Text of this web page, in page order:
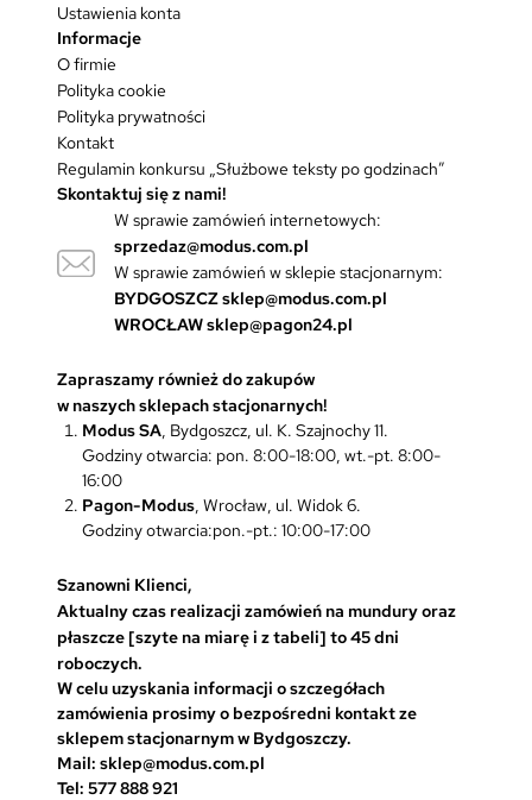
Ustawienia konta
Informacje
O firmie
Polityka cookie
Polityka prywatności
Kontakt
Regulamin konkursu „Służbowe teksty po godzinach”
Skontaktuj się z nami!
W sprawie zamówień internetowych:
sprzedaz@modus.com.pl
W sprawie zamówień w sklepie stacjonarnym:
BYDGOSZCZsklep@modus.com.pl
WROCŁAWsklep@pagon24.pl
Zapraszamy również do zakupów
w naszych sklepach stacjonarnych!
Modus SA , Bydgoszcz, ul. K. Szajnochy 11.
Godziny otwarcia: pon. 8:00-18:00, wt.-pt. 8:00-
16:00
Pagon-Modus , Wrocław, ul. Widok 6.
Godziny otwarcia:pon.-pt.: 10:00-17:00
Szanowni Klienci,
Aktualny czas realizacji zamówień na mundury oraz
płaszcze [szyte na miarę i z tabeli] to 45 dni
roboczych.
W celu uzyskania informacji o szczegółach
zamówienia prosimy o bezpośredni kontakt ze
sklepem stacjonarnym w Bydgoszczy.
Mail: sklep@modus.com.pl
Tel: 577 888 921